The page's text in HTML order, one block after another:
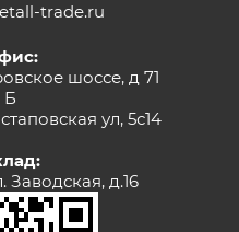
trade.ru
шоссе, д 71
Б
ул, 5с14
Заводская, д.16